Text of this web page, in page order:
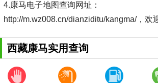
4.康马电子地图查询网址：
http://m.wz008.cn/dianziditu/kangma/，欢
西藏康马实用查询